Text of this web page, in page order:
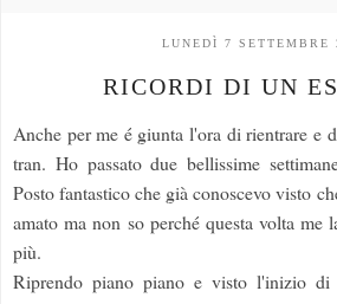
LUNEDÌ 7 SETTEMBRE
RICORDI DI UN
Anche per me é giunta l'ora di rientrare e
tran. Ho passato due bellissime
Posto fantastico che già conoscevo visto
amato ma non so perché questa volta me
più.
Riprendo piano piano e visto l'inizio di